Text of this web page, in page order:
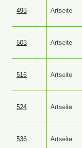
493 Artseite
503 Artseite
516 Artseite
524 Artseite
536 Artseite